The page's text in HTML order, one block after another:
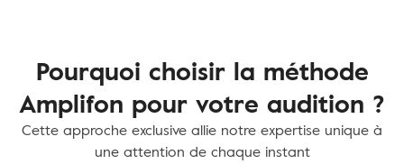
Pourquoi choisir la méthode
Amplifon pour votre audition ?
Cette approche exclusive allie notre expertise unique à
une attention de chaque instant